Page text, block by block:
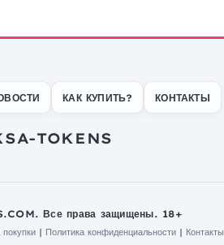
КАК КУПИТЬ? КОНТАКТЫ
Все права защищены. 18+
| Политика конфиденциальности | Контакты